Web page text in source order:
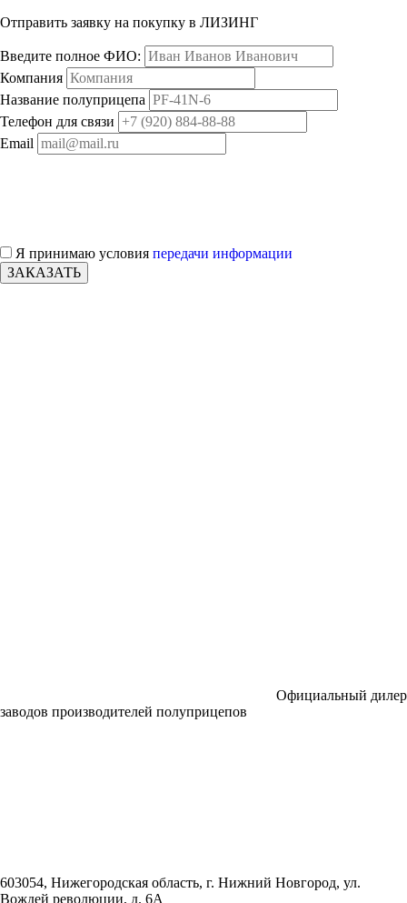
Отправить заявку на покупку в ЛИЗИНГ
Введите полное ФИО:
Компания
Название полуприцепа
Телефон для связи
Email
Я принимаю условия передачи информации
ЗАКАЗАТЬ
Официальный дилер
заводов производителей полуприцепов
603054, Нижегородская область, г. Нижний Новгород, ул.
Вождей революции, д. 6А